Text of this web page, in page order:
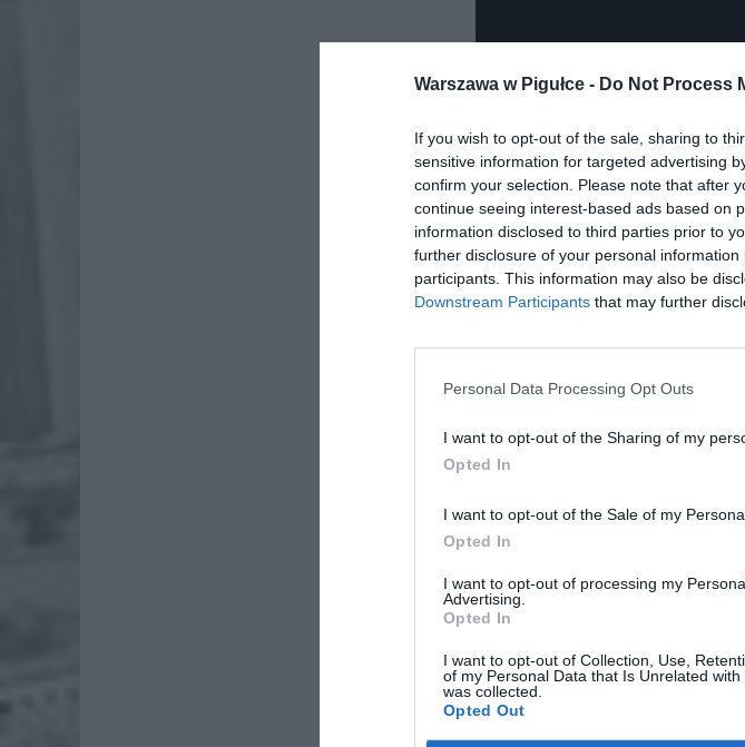
Warszawa w Pigułce - Do Not Process
If you wish to opt-out of the sale, sharing to
sensitive information for targeted advertising
confirm your selection. Please note that after
continue seeing interest-based ads based on
information disclosed to third parties prior to
further disclosure of your personal
participants. This information may also be
Downstream Participants that may further
Personal Data Processing Opt Outs
I want to opt-out of the Sharing of my
Opted In
I want to opt-out of the Sale of my
Opted In
I want to opt-out of processing my
Advertising.
Opted In
I want to opt-out of Collection, Use,
of my Personal Data that Is Unrelated
was collected.
Opted Out
Dodaj nas do preferowanych źródeł